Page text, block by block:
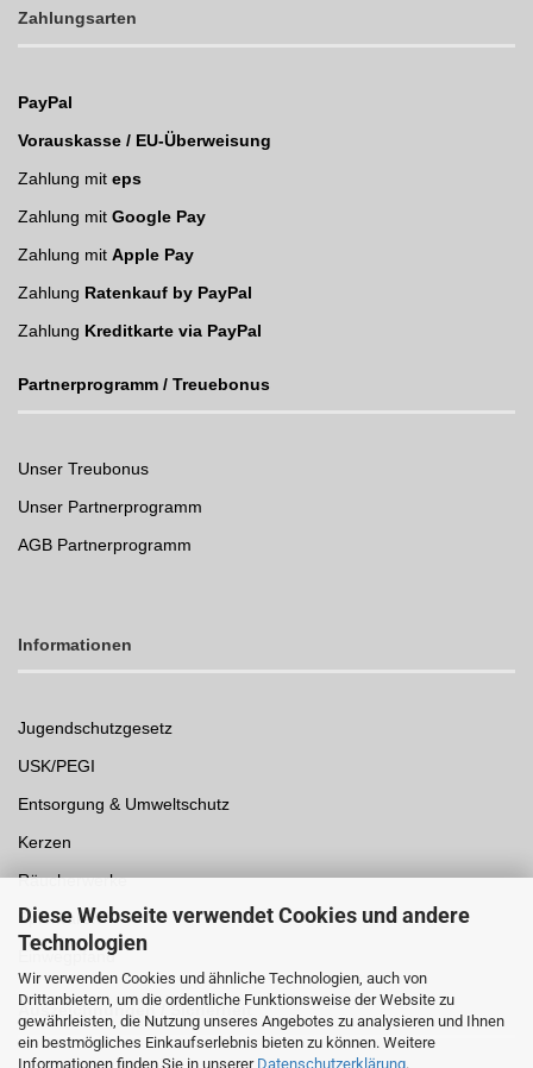
Diese Webseite verwendet Cookies und andere
Technologien
Wir verwenden Cookies und ähnliche Technologien, auch von
Drittanbietern, um die ordentliche Funktionsweise der Website zu
gewährleisten, die Nutzung unseres Angebotes zu analysieren und Ihnen
ein bestmögliches Einkaufserlebnis bieten zu können. Weitere
Informationen finden Sie in unserer Datenschutzerklärung.
Zahlungsarten
PayPal
Vorauskasse / EU-Überweisung
Zahlung mit eps
Zahlung mit Google Pay
Zahlung mit Apple Pay
Zahlung Ratenkauf by PayPal
Zahlung Kreditkarte via PayPal
Partnerprogramm / Treuebonus
Unser Treubonus
Unser Partnerprogramm
AGB Partnerprogramm
Informationen
Jugendschutzgesetz
USK/PEGI
Entsorgung & Umweltschutz
Kerzen
Räucherwerke
Spielwaren
Einwegpfand
Auszeichnungen /Sicherheit